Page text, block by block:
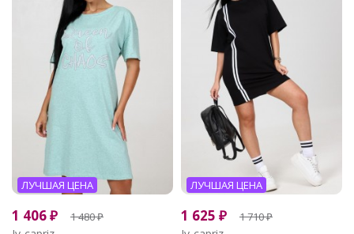
ЛУЧШАЯ ЦЕНА
1 406₽ 1 480₽
ЛУЧШАЯ ЦЕНА
1 625 ₽ 1 710₽